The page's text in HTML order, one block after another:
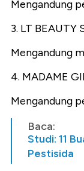
Mengandung
3. LT BEAUTY
Mengandung
4. MADAME
Mengandung
Baca:
Studi: 11
Pestisida